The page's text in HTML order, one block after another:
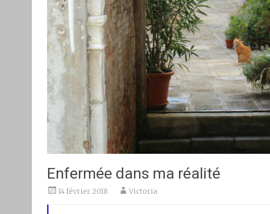
Enfermée dans ma réalité
14 février 2018 Victoria